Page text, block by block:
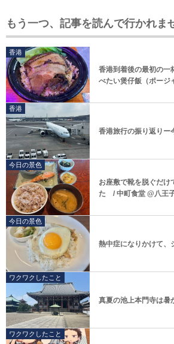
もう一つ、記事を読んで行かれま
香港
香港到着後の最初の一
べたい煲仔飯（ポージ
香港
香港旅行の振り返りー
今日の景色
お座敷で靴を脱ぐだけ
た / 中町食堂 @八王
今日の景色
熱中症になりかけて、
ワクワクしたこと
真夏の池上本門寺は暑
ワクワクしたこと